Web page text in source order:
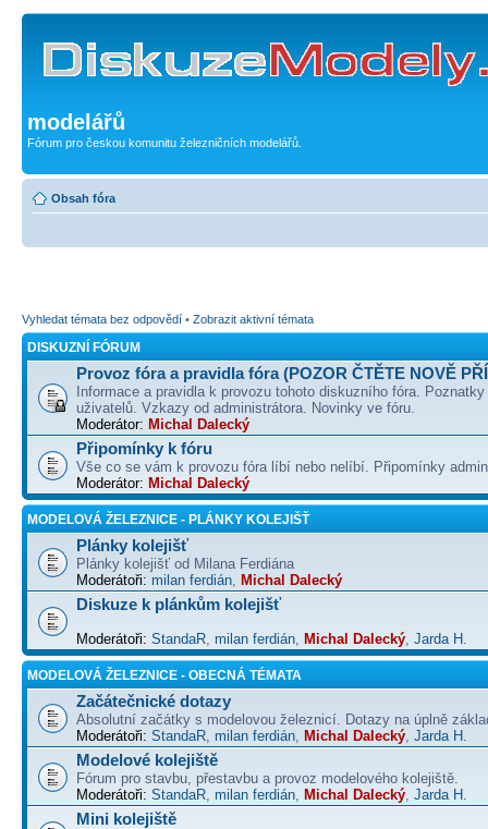
modelářů
Fórum pro českou komunitu železničních modelářů.
Obsah fóra
Vyhledat témata bez odpovědí • Zobrazit aktivní témata
DISKUZNÍ FÓRUM
Provoz fóra a pravidla fóra (POZOR ČTĚTE NOVĚ
Informace a pravidla k provozu tohoto diskuzního fóra.
uživatelů. Vzkazy od administrátora. Novinky ve fóru.
Moderátor: Michal Dalecký
Připomínky k fóru
Vše co se vám k provozu fóra líbí nebo nelíbí. Připomínky
Moderátor: Michal Dalecký
MODELOVÁ ŽELEZNICE - PLÁNKY KOLEJIŠŤ
Plánky kolejišť
Plánky kolejišť od Milana Ferdiána
Moderátoři: milan ferdián, Michal Dalecký
Diskuze k plánkům kolejišť
Moderátoři: StandaR, milan ferdián, Michal Dalecký, Jarda H.
MODELOVÁ ŽELEZNICE - OBECNÁ TÉMATA
Začátečnické dotazy
Absolutní začátky s modelovou železnicí. Dotazy na úplně
Moderátoři: StandaR, milan ferdián, Michal Dalecký, Jarda H.
Modelové kolejiště
Fórum pro stavbu, přestavbu a provoz modelového kolejiště.
Moderátoři: StandaR, milan ferdián, Michal Dalecký, Jarda H.
Mini kolejiště